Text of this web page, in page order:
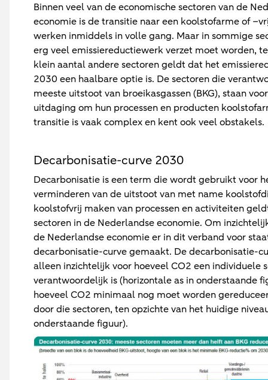
Binnen veel van de economische sectoren van de
economie is de transitie naar een koolstofarme of
werken inmiddels in volle gang. Maar in sommige
erg veel emissiereductiewerk verzet moet worden,
klein aantal andere sectoren geldt dat het
2030 een haalbare optie is. De sectoren die
meeste uitstoot van broeikasgassen (BKG), staan
uitdaging om hun processen en producten
transitie is vaak complex en kent ook veel obstakels.
Decarbonisatie-curve 2030
Decarbonisatie is een term die wordt gebruikt voor
verminderen van de uitstoot van met name
koolstofvrij maken van processen en activiteiten
sectoren in de Nederlandse economie. Om
de Nederlandse economie er in dit verband voor
decarbonisatie-curve gemaakt. De decarbonisatie-
alleen inzichtelijk voor hoeveel CO2 een individuele
verantwoordelijk is (horizontale as in onderstaande
hoeveel CO2 minimaal nog moet worden
door die sectoren, ten opzichte van het huidige
onderstaande figuur).